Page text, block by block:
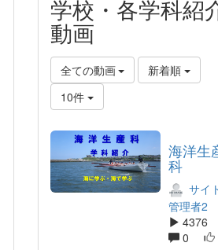
学校・各学科紹
動画
全ての動画
新着順
10件
海洋生
科
サイ
管理者2
4376
0